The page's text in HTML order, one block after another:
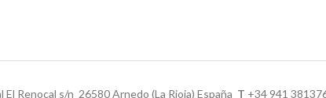
Renocal s/n 26580 Arnedo (La Rioja) España T +34 941